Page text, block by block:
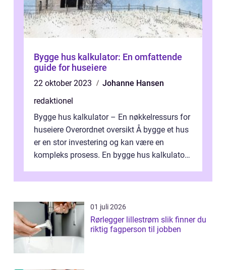
Bygge hus kalkulator: En omfattende
guide for huseiere
22 oktober 2023
Johanne Hansen
redaktionel
Bygge hus kalkulator – En nøkkelressurs for
huseiere Overordnet oversikt Å bygge et hus
er en stor investering og kan være en
kompleks prosess. En bygge hus kalkulator
01 juli 2026
Rørlegger lillestrøm slik finner du
riktig fagperson til jobben